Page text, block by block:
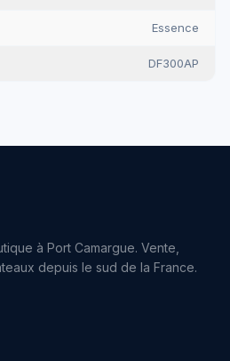
Essence
DF300AP
à Port Camargue. Vente,
depuis le sud de la France.